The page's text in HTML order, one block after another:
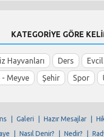
KATEGORİYE GÖRE
Hayvanları Ders
- Meyve Şehir Spor
Galeri Hazır Mesajlar
Nasıl Denir? Nedir?